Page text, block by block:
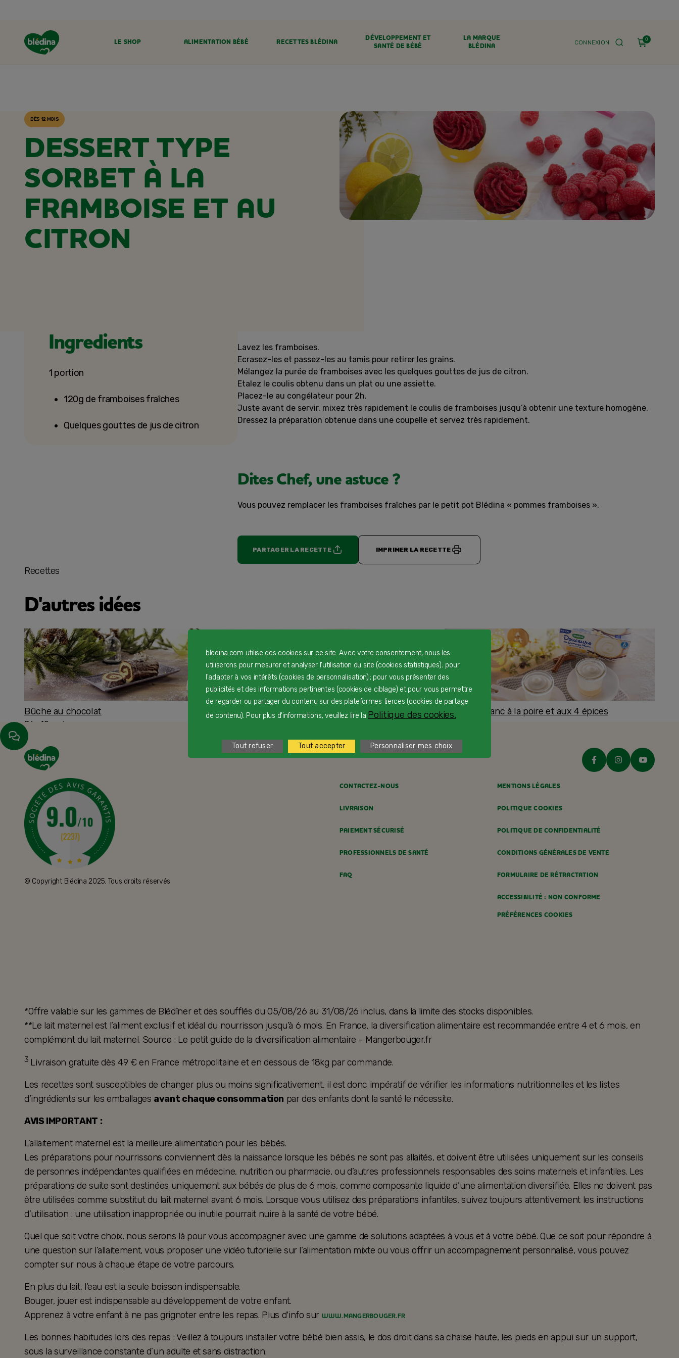
CONNEXION 0
LE SHOP ALIMENTATION BÉBÉ RECETTES BLÉDINA
DÉVELOPPEMENT ET
SANTÉ DE BÉBÉ
LA MARQUE
BLÉDINA
RECETTES BLÉDINA
DÈS 12 MOIS
DESSERT TYPE
SORBET À LA
FRAMBOISE ET AU
CITRON
Ingredients
1 portion
120g de framboises fraîches
Quelques gouttes de jus de citron
Lavez les framboises.
Ecrasez-les et passez-les au tamis pour retirer les grains.
Mélangez la purée de framboises avec les quelques gouttes de jus de citron.
Etalez le coulis obtenu dans un plat ou une assiette.
Placez-le au congélateur pour 2h.
Juste avant de servir, mixez très rapidement le coulis de framboises jusqu’à obtenir une texture homogène.
Dressez la préparation obtenue dans une coupelle et servez très rapidement.
Dites Chef, une astuce ?
Vous pouvez remplacer les framboises fraîches par le petit pot Blédina « pommes framboises ».
PARTAGER LA RECETTE IMPRIMER LA RECETTE
Recettes
D'autres idées
Bûche au chocolat
Dès 12 mois
Charlotte de Pâques Fromage blanc à la poire et aux 4 épices
© Copyright Blédina 2025. Tous droits réservés
CONTACTEZ-NOUS
LIVRAISON
PAIEMENT SÉCURISÉ
PROFESSIONNELS DE SANTÉ
FAQ
MENTIONS LÉGALES
POLITIQUE COOKIES
POLITIQUE DE CONFIDENTIALITÉ
CONDITIONS GÉNÉRALES DE VENTE
FORMULAIRE DE RÉTRACTATION
ACCESSIBILITÉ : NON CONFORME
PRÉFÉRENCES COOKIES
*Offre valable sur les gammes de Blédîner et des soufflés du 05/08/26 au 31/08/26 inclus, dans la limite des stocks disponibles.
**Le lait maternel est l’aliment exclusif et idéal du nourrisson jusqu’à 6 mois. En France, la diversification alimentaire est recommandée entre 4 et 6 mois, en
complément du lait maternel. Source : Le petit guide de la diversification alimentaire - Mangerbouger.fr
3 Livraison gratuite dès 49 € en France métropolitaine et en dessous de 18kg par commande.
Les recettes sont susceptibles de changer plus ou moins significativement, il est donc impératif de vérifier les informations nutritionnelles et les listes
d’ingrédients sur les emballages avant chaque consommation par des enfants dont la santé le nécessite.
AVIS IMPORTANT :
L’allaitement maternel est la meilleure alimentation pour les bébés.
Les préparations pour nourrissons conviennent dès la naissance lorsque les bébés ne sont pas allaités, et doivent être utilisées uniquement sur les conseils
de personnes indépendantes qualifiées en médecine, nutrition ou pharmacie, ou d’autres professionnels responsables des soins maternels et infantiles. Les
préparations de suite sont destinées uniquement aux bébés de plus de 6 mois, comme composante liquide d’une alimentation diversifiée. Elles ne doivent pas
être utilisées comme substitut du lait maternel avant 6 mois. Lorsque vous utilisez des préparations infantiles, suivez toujours attentivement les instructions
d’utilisation : une utilisation inappropriée ou inutile pourrait nuire à la santé de votre bébé.
Quel que soit votre choix, nous serons là pour vous accompagner avec une gamme de solutions adaptées à vous et à votre bébé. Que ce soit pour répondre à
une question sur l’allaitement, vous proposer une vidéo tutorielle sur l’alimentation mixte ou vous offrir un accompagnement personnalisé, vous pouvez
compter sur nous à chaque étape de votre parcours.
En plus du lait, l'eau est la seule boisson indispensable.
Bouger, jouer est indispensable au développement de votre enfant.
Apprenez à votre enfant à ne pas grignoter entre les repas. Plus d'info sur WWW.MANGERBOUGER.FR
Les bonnes habitudes lors des repas : Veillez à toujours installer votre bébé bien assis, le dos droit dans sa chaise haute, les pieds en appui sur un support,
sous la surveillance constante d’un adulte et sans distraction.
bledina.com utilise des cookies sur ce site. Avec votre consentement, nous les
utiliserons pour mesurer et analyser l'utilisation du site (cookies statistiques) ; pour
l'adapter à vos intérêts (cookies de personnalisation) ; pour vous présenter des
publicités et des informations pertinentes (cookies de ciblage) et pour vous permettre
de regarder ou partager du contenu sur des plateformes tierces (cookies de partage
de contenu). Pour plus d'informations, veuillez lire la Politique des cookies.
Tout refuser Tout accepter Personnaliser mes choix